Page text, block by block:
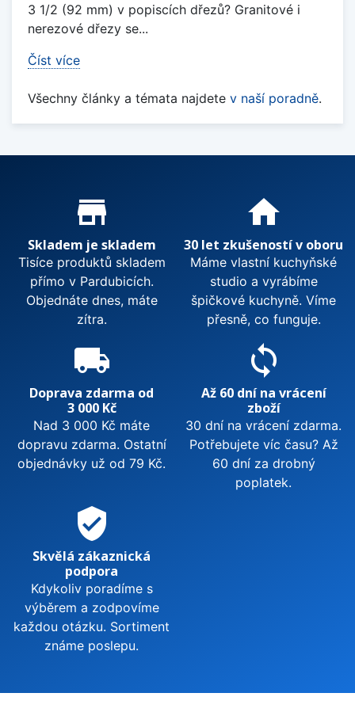
3 1/2 (92 mm) v popiscích dřezů? Granitové i
nerezové dřezy se...
Číst více
Všechny články a témata najdete v naší poradně.
Proč nakupovat u nás?
store_mall_directory
Skladem je skladem
Tisíce produktů skladem
přímo v Pardubicích.
Objednáte dnes, máte
zítra.
home
30 let zkušeností v oboru
Máme vlastní kuchyňské
studio a vyrábíme
špičkové kuchyně. Víme
přesně, co funguje.
local_shipping
Doprava zdarma od
3 000 Kč
Nad 3 000 Kč máte
dopravu zdarma. Ostatní
objednávky už od 79 Kč.
sync
Až 60 dní na vrácení
zboží
30 dní na vrácení zdarma.
Potřebujete víc času? Až
60 dní za drobný
poplatek.
verified_user
Skvělá zákaznická
podpora
Kdykoliv poradíme s
výběrem a zodpovíme
každou otázku. Sortiment
známe poslepu.